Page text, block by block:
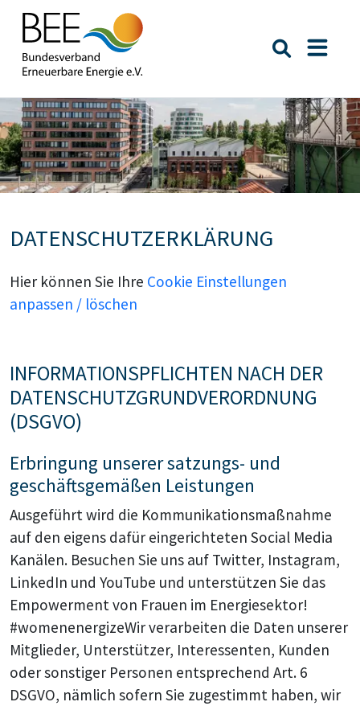
Suche
DATENSCHUTZERKLÄRUNG
Hier können Sie Ihre Cookie Einstellungen
anpassen / löschen
INFORMATIONSPFLICHTEN NACH DER
DATENSCHUTZGRUNDVERORDNUNG
(DSGVO)
Erbringung unserer satzungs- und
geschäftsgemäßen Leistungen
Ausgeführt wird die Kommunikationsmaßnahme
auf den eigens dafür eingerichteten Social Media
Kanälen. Besuchen Sie uns auf Twitter, Instagram,
LinkedIn und YouTube und unterstützen Sie das
Empowerment von Frauen im Energiesektor!
#womenenergizeWir verarbeiten die Daten unserer
Mitglieder, Unterstützer, Interessenten, Kunden
oder sonstiger Personen entsprechend Art. 6
DSGVO, nämlich sofern Sie zugestimmt haben, wir